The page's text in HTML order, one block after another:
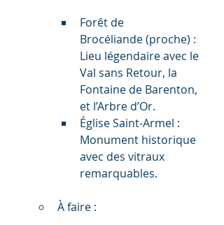
Forêt de
Brocéliande (proche) :
Lieu légendaire avec le
Val sans Retour, la
Fontaine de Barenton,
et l’Arbre d’Or.
Église Saint-Armel :
Monument historique
avec des vitraux
remarquables.
À faire :